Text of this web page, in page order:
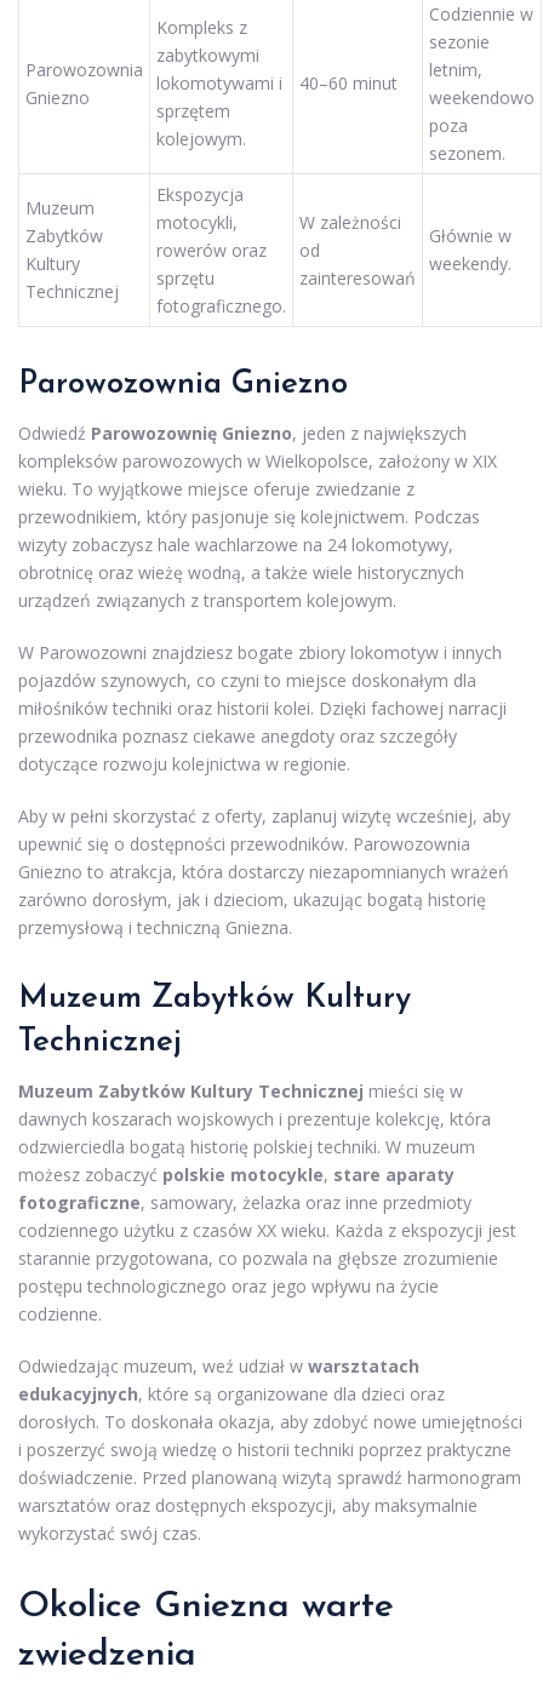
Parowozownia
Gniezno
Kompleks z
zabytkowymi
lokomotywami i
sprzętem
kolejowym.
40–60 minut
Codziennie w
sezonie
letnim,
weekendowo
poza
sezonem.
Muzeum
Zabytków
Kultury
Technicznej
Ekspozycja
motocykli,
rowerów oraz
sprzętu
fotograficznego.
W zależności
od
zainteresowań
Głównie w
weekendy.
Parowozownia Gniezno
Odwiedź Parowozownię Gniezno, jeden z największych
kompleksów parowozowych w Wielkopolsce, założony w XIX
wieku. To wyjątkowe miejsce oferuje zwiedzanie z
przewodnikiem, który pasjonuje się kolejnictwem. Podczas
wizyty zobaczysz hale wachlarzowe na 24 lokomotywy,
obrotnicę oraz wieżę wodną, a także wiele historycznych
urządzeń związanych z transportem kolejowym.
W Parowozowni znajdziesz bogate zbiory lokomotyw i innych
pojazdów szynowych, co czyni to miejsce doskonałym dla
miłośników techniki oraz historii kolei. Dzięki fachowej narracji
przewodnika poznasz ciekawe anegdoty oraz szczegóły
dotyczące rozwoju kolejnictwa w regionie.
Aby w pełni skorzystać z oferty, zaplanuj wizytę wcześniej, aby
upewnić się o dostępności przewodników. Parowozownia
Gniezno to atrakcja, która dostarczy niezapomnianych wrażeń
zarówno dorosłym, jak i dzieciom, ukazując bogatą historię
przemysłową i techniczną Gniezna.
Muzeum Zabytków Kultury
Technicznej
Muzeum Zabytków Kultury Technicznej mieści się w
dawnych koszarach wojskowych i prezentuje kolekcję, która
odzwierciedla bogatą historię polskiej techniki. W muzeum
możesz zobaczyć polskie motocykle, stare aparaty
fotograficzne, samowary, żelazka oraz inne przedmioty
codziennego użytku z czasów XX wieku. Każda z ekspozycji jest
starannie przygotowana, co pozwala na głębsze zrozumienie
postępu technologicznego oraz jego wpływu na życie
codzienne.
Odwiedzając muzeum, weź udział w warsztatach
edukacyjnych, które są organizowane dla dzieci oraz
dorosłych. To doskonała okazja, aby zdobyć nowe umiejętności
i poszerzyć swoją wiedzę o historii techniki poprzez praktyczne
doświadczenie. Przed planowaną wizytą sprawdź harmonogram
warsztatów oraz dostępnych ekspozycji, aby maksymalnie
wykorzystać swój czas.
Okolice Gniezna warte
zwiedzenia